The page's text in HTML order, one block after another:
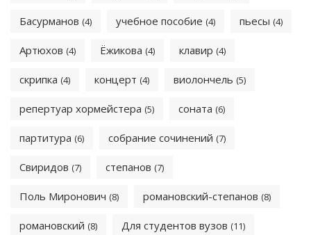
Басурманов (4) учебное пособие (4) пьесы (4)
Артюхов (4) Ёжикова (4) клавир (4)
скрипка (4) концерт (4) виолончель (5)
репертуар хормейстера (5) соната (6)
партитура (6) собрание сочинений (7)
Свиридов (7) степанов (7)
Поль Миронович (8) романовский-степанов (8)
романовский (8) Для студентов вузов (11)